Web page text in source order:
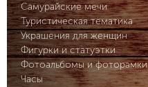
Самурайские мечи
Туристическая тематика
Украшения для женщин
Фигурки и статуэтки
Фотоальбомы и фоторамки
Часы